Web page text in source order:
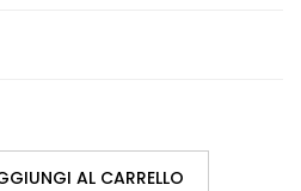
AL CARRELLO